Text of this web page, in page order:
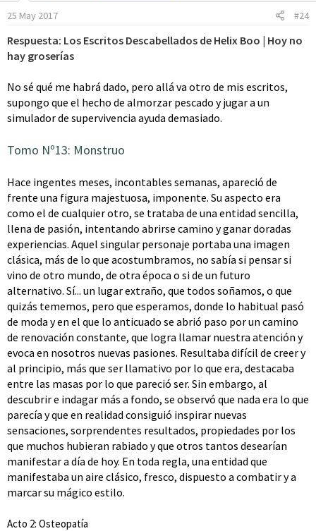
e
:
25 May 2017 #24
Respuesta: Los Escritos Descabellados de Helix Boo | Hoy no
hay groserías
No sé qué me habrá dado, pero allá va otro de mis escritos,
supongo que el hecho de almorzar pescado y jugar a un
simulador de supervivencia ayuda demasiado.
Tomo Nº13: Monstruo
Hace ingentes meses, incontables semanas, apareció de
frente una figura majestuosa, imponente. Su aspecto era
como el de cualquier otro, se trataba de una entidad sencilla,
llena de pasión, intentando abrirse camino y ganar doradas
experiencias. Aquel singular personaje portaba una imagen
clásica, más de lo que acostumbramos, no sabía si pensar si
vino de otro mundo, de otra época o si de un futuro
alternativo. Sí... un lugar extraño, que todos soñamos, o que
quizás tememos, pero que esperamos, donde lo habitual pasó
de moda y en el que lo anticuado se abrió paso por un camino
de renovación constante, que logra llamar nuestra atención y
evoca en nosotros nuevas pasiones. Resultaba difícil de creer y
al principio, más que ser llamativo por lo que era, destacaba
entre las masas por lo que pareció ser. Sin embargo, al
descubrir e indagar más a fondo, se observó que nada era lo que
parecía y que en realidad consiguió inspirar nuevas
sensaciones, sorprendentes resultados, propiedades por los
que muchos hubieran rabiado y que otros tantos desearían
manifestar a día de hoy. En toda regla, una entidad que
manifestaba un aire clásico, fresco, dispuesto a combatir y a
marcar su mágico estilo.
Acto 2: Osteopatía